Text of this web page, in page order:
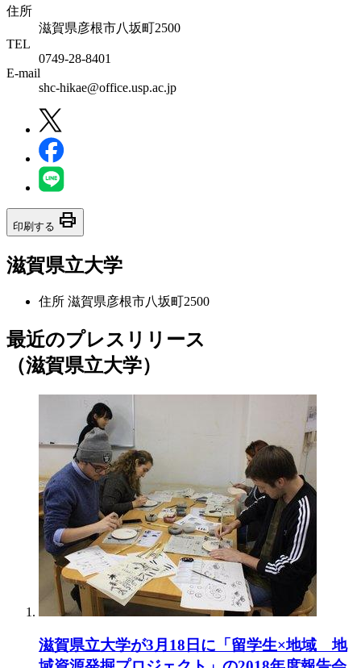
住所
滋賀県彦根市八坂町2500
TEL
0749-28-8401
E-mail
shc-hikae@office.usp.ac.jp
印刷する print
滋賀県立大学
住所 滋賀県彦根市八坂町2500
最近のプレスリリース
（滋賀県立大学）
滋賀県立大学が3月18日に「留学生×地域 地